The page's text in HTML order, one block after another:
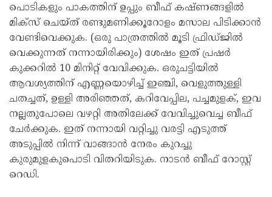
പൊടികളും പാകത്തിന് ഉപ്പും ബീഫ് കഷ്ണങ്ങളിൽ
മിക്സ് ചെയ്ത് രണ്ടുമണിക്കൂറോളം മസാല പിടിക്കാൻ
വേണ്ടിവെക്കുക. (ഒരു പാത്രത്തിൽ മൂടി ഫ്രിഡ്ജിൽ
വെക്കുന്നത് നന്നായിരിക്കും) ശേഷം ഇത് പ്രഷർ
കുക്കറിൽ 10 മിനിറ്റ് വേവിക്കുക. ഒരുചട്ടിയിൽ
ആവശ്യത്തിന് എണ്ണയൊഴിച്ച് ഇഞ്ചി, വെളുത്തുള്ളി
ചതച്ചത്, ഉള്ളി അരിഞ്ഞത്, കറിവേപ്പില, പച്ചമുളക്, ഇവ
നല്ലതുപോലെ വഴറ്റി അതിലേക്ക് വേവിച്ചുവെച്ച ബീഫ്
ചേർക്കുക. ഇത് നന്നായി വറ്റിച്ചു വരട്ടി എടുത്ത്
അടുപ്പിൽ നിന്ന് വാങ്ങാൻ നേരം കുറച്ചു
കുരുമുളകുപൊടി വിതറിയിടുക. നാടൻ ബീഫ് റോസ്റ്റ്
റെഡി.